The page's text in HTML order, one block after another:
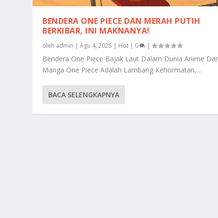
BENDERA ONE PIECE DAN MERAH PUTIH
BERKIBAR, INI MAKNANYA!
oleh admin |Agu 4, 2025 | Hot | 0 |
Bendera One Piece Bajak Laut Dalam Dunia Anime
Manga One Piece Adalah Lambang Kehormatan,...
BACA SELENGKAPNYA